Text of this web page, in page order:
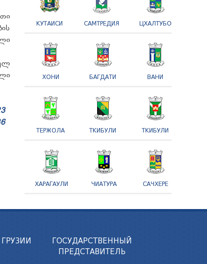
КУТАИСИ САМТРЕДИЯ ЦХАЛТУБО
ХОНИ БАГДАТИ ВАНИ
ТЕРЖОЛА ТКИБУЛИ ТКИБУЛИ
ХАРАГАУЛИ ЧИАТУРА САЧХЕРЕ
ГОСУДАРСТВЕННЫЙ
ПРЕДСТАВИТЕЛЬ